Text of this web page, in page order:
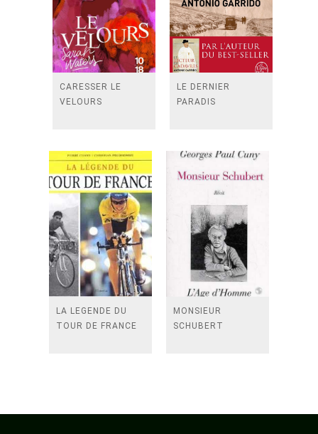
CARESSER LE
VELOURS
LE DERNIER
PARADIS
LA LEGENDE DU
TOUR DE FRANCE
MONSIEUR
SCHUBERT